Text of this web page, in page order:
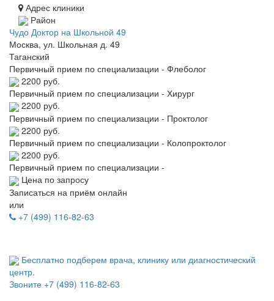
Адрес клиники
Район
Чудо Доктор на Школьной 49
Москва, ул. Школьная д. 49
Таганский
Первичный прием по специализации - Флеболог
2200 руб.
Первичный прием по специализации - Хирург
2200 руб.
Первичный прием по специализации - Проктолог
2200 руб.
Первичный прием по специализации - Колопроктолог
2200 руб.
Первичный прием по специализации -
Цена по запросу
Записаться на приём онлайн
или
+7 (499) 116-82-63
Бесплатно подберем врача, клинику или диагностический
центр.
Звоните +7 (499) 116-82-63